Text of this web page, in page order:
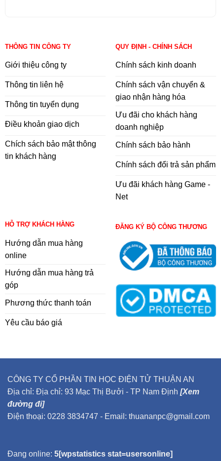
THÔNG TIN CÔNG TY
Giới thiệu công ty
Thông tin liên hệ
Thông tin tuyển dụng
Điều khoản giao dịch
Chích sách bảo mật thông
tin khách hàng
QUY ĐỊNH - CHÍNH SÁCH
Chính sách kinh doanh
Chính sách vận chuyển &
giao nhận hàng hóa
Ưu đãi cho khách hàng
doanh nghiệp
Chính sách bảo hành
Chính sách đổi trả sản phẩm
Ưu đãi khách hàng Game -
Net
HỖ TRỢ KHÁCH HÀNG
Hướng dẫn mua hàng
online
Hướng dẫn mua hàng trả
góp
Phương thức thanh toán
Yêu cầu báo giá
ĐĂNG KÝ BỘ CÔNG THƯƠNG
CÔNG TY CỔ PHẦN TIN HỌC ĐIỆN TỬ THUẬN AN
Địa chỉ: Địa chỉ: 93 Mạc Thị Bưởi - TP Nam Định [Xem
đường đi]
Điện thoại: 0228 3834747 - Email: thuananpc@gmail.com
Đang online: 5[wpstatistics stat=usersonline]